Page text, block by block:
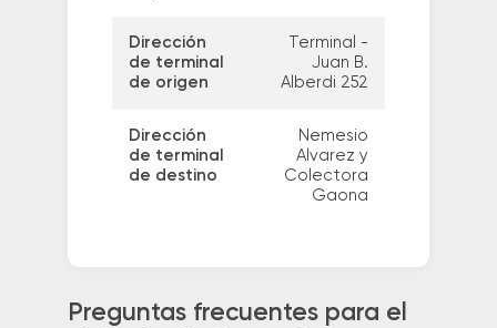
Dirección
de terminal
de origen
Terminal -
Juan B.
Alberdi 252
Dirección
de terminal
de destino
Nemesio
Alvarez y
Colectora
Gaona
Preguntas frecuentes para el